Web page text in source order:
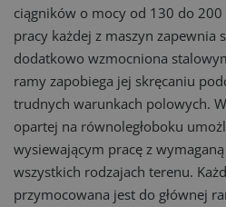
ciągników o mocy od 130 do 200
pracy każdej z maszyn zapewnia
dodatkowo wzmocniona
ramy zapobiega jej skręcaniu
trudnych warunkach polowych.
opartej na równoległoboku
wysiewającym pracę z
wszystkich rodzajach terenu.
przymocowana jest do głównej